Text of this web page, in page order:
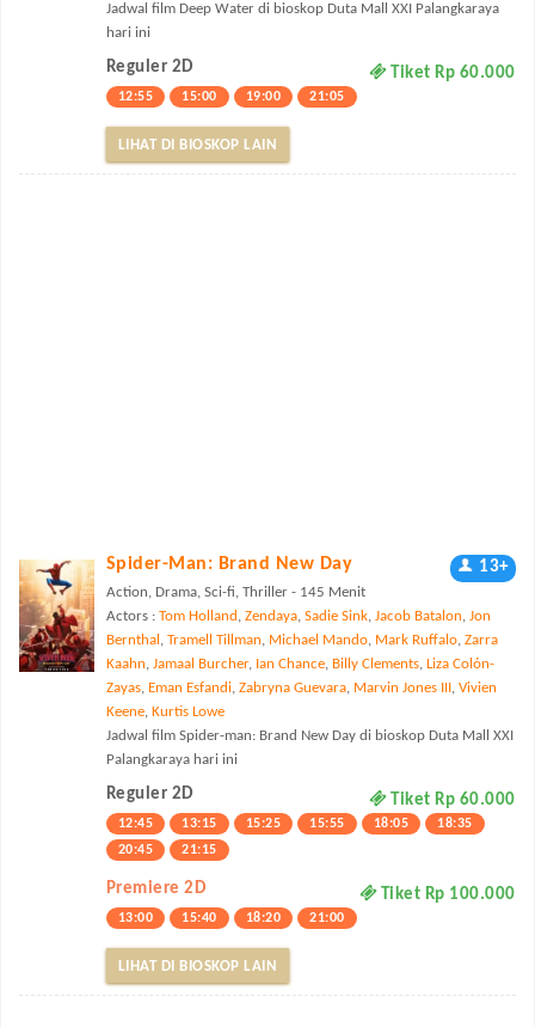
Jadwal film Deep Water di bioskop Duta Mall XXI Palangkaraya
hari ini
Reguler 2D Tiket Rp 60.000
12:55 15:00 19:00 21:05
LIHAT DI BIOSKOP LAIN
Spider-Man: Brand New Day 13+
Action, Drama, Sci-fi, Thriller - 145 Menit
Actors : Tom Holland , Zendaya, Sadie Sink, Jacob Batalon, Jon
Bernthal , Tramell Tillman, Michael Mando, Mark Ruffalo, Zarra
Kaahn, Jamaal Burcher, Ian Chance, Billy Clements, Liza Colón-
Zayas, Eman Esfandi, Zabryna Guevara, Marvin Jones III, Vivien
Keene, Kurtis Lowe
Jadwal film Spider-man: Brand New Day di bioskop Duta Mall XXI
Palangkaraya hari ini
Reguler 2D Tiket Rp 60.000
12:45 13:15 15:25 15:55 18:05
18:35
20:45
21:15
Premiere 2D Tiket Rp 100.000
13:00 15:40 18:20 21:00
LIHAT DI BIOSKOP LAIN